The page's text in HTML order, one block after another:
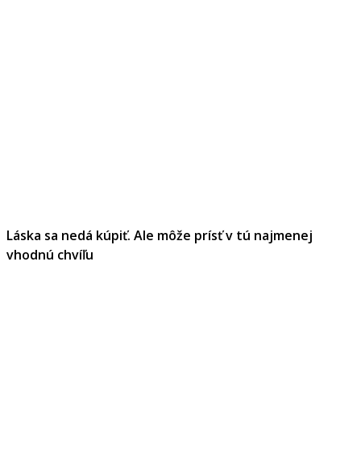
Láska sa nedá kúpiť. Ale môže prísť v tú najmenej
vhodnú chvíľu